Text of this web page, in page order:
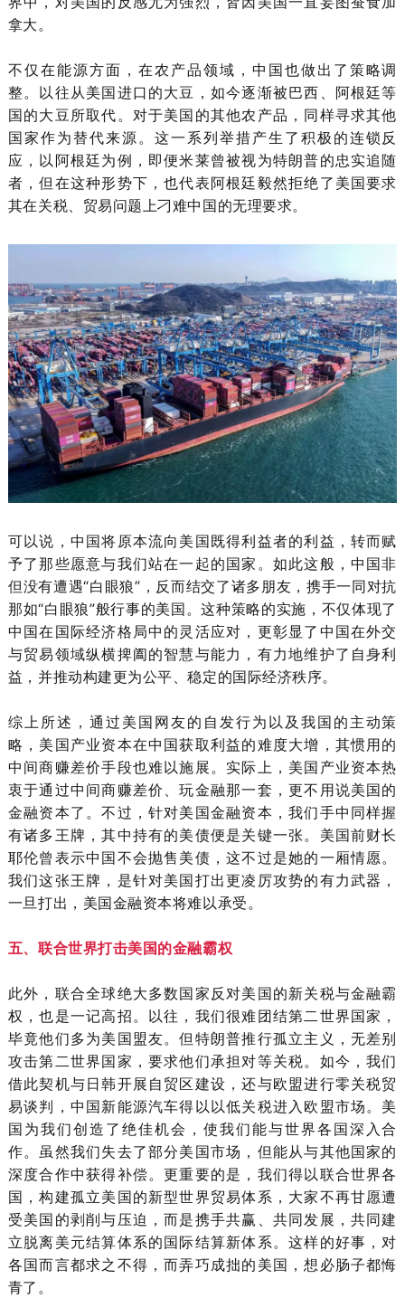
拿大。
不仅在能源方面，在农产品领域，中国也做出了策略调
整。以往从美国进口的大豆，如今逐渐被巴西、阿根廷等
国的大豆所取代。对于美国的其他农产品，同样寻求其他
国家作为替代来源。这一系列举措产生了积极的连锁反
应，以阿根廷为例，即便米莱曾被视为特朗普的忠实追随
者，但在这种形势下，也代表阿根廷毅然拒绝了美国要求
其在关税、贸易问题上刁难中国的无理要求。
可以说，中国将原本流向美国既得利益者的利益，转而赋
予了那些愿意与我们站在一起的国家。如此这般，中国非
但没有遭遇“白眼狼”，反而结交了诸多朋友，携手一同对抗
那如“白眼狼”般行事的美国。这种策略的实施，不仅体现了
中国在国际经济格局中的灵活应对，更彰显了中国在外交
与贸易领域纵横捭阖的智慧与能力，有力地维护了自身利
益，并推动构建更为公平、稳定的国际经济秩序。
综上所述，通过美国网友的自发行为以及我国的主动策
略，美国产业资本在中国获取利益的难度大增，其惯用的
中间商赚差价手段也难以施展。实际上，美国产业资本热
衷于通过中间商赚差价、玩金融那一套，更不用说美国的
金融资本了。不过，针对美国金融资本，我们手中同样握
有诸多王牌，其中持有的美债便是关键一张。美国前财长
耶伦曾表示中国不会抛售美债，这不过是她的一厢情愿。
我们这张王牌，是针对美国打出更凌厉攻势的有力武器，
一旦打出，美国金融资本将难以承受。
五、联合世界打击美国的金融霸权
此外，联合全球绝大多数国家反对美国的新关税与金融霸
权，也是一记高招。以往，我们很难团结第二世界国家，
毕竟他们多为美国盟友。但特朗普推行孤立主义，无差别
攻击第二世界国家，要求他们承担对等关税。如今，我们
借此契机与日韩开展自贸区建设，还与欧盟进行零关税贸
易谈判，中国新能源汽车得以以低关税进入欧盟市场。美
国为我们创造了绝佳机会，使我们能与世界各国深入合
作。虽然我们失去了部分美国市场，但能从与其他国家的
深度合作中获得补偿。更重要的是，我们得以联合世界各
国，构建孤立美国的新型世界贸易体系，大家不再甘愿遭
受美国的剥削与压迫，而是携手共赢、共同发展，共同建
立脱离美元结算体系的国际结算新体系。这样的好事，对
各国而言都求之不得，而弄巧成拙的美国，想必肠子都悔
青了。